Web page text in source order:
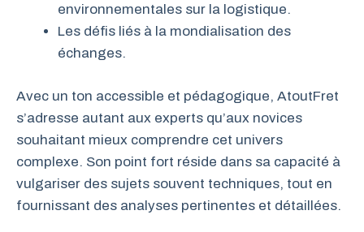
environnementales sur la logistique.
Les défis liés à la mondialisation des
échanges.
Avec un ton accessible et pédagogique, AtoutFret
s’adresse autant aux experts qu’aux novices
souhaitant mieux comprendre cet univers
complexe. Son point fort réside dans sa capacité à
vulgariser des sujets souvent techniques, tout en
fournissant des analyses pertinentes et détaillées.